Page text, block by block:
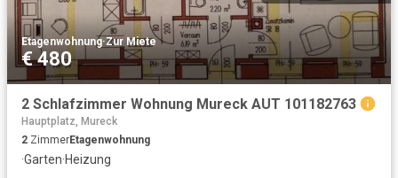
Etagenwohnung·Zur Miete
€ 480
2 Schlafzimmer Wohnung Mureck AUT 101182763
Hauptplatz, Mureck
2 ZimmerEtagenwohnung
·Garten·Heizung